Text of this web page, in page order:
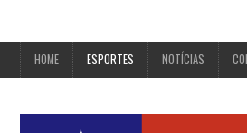
HOME ESPORTES NOTÍCIAS